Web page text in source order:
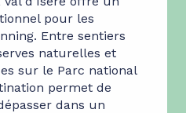
pour les
Entre sentiers
naturelles et
sur le Parc national
permet de
dans un